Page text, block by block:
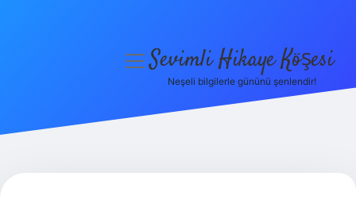
menüyüSevimli Hikaye Köşesi
Neşeli bilgilerle gününü şenlendir!